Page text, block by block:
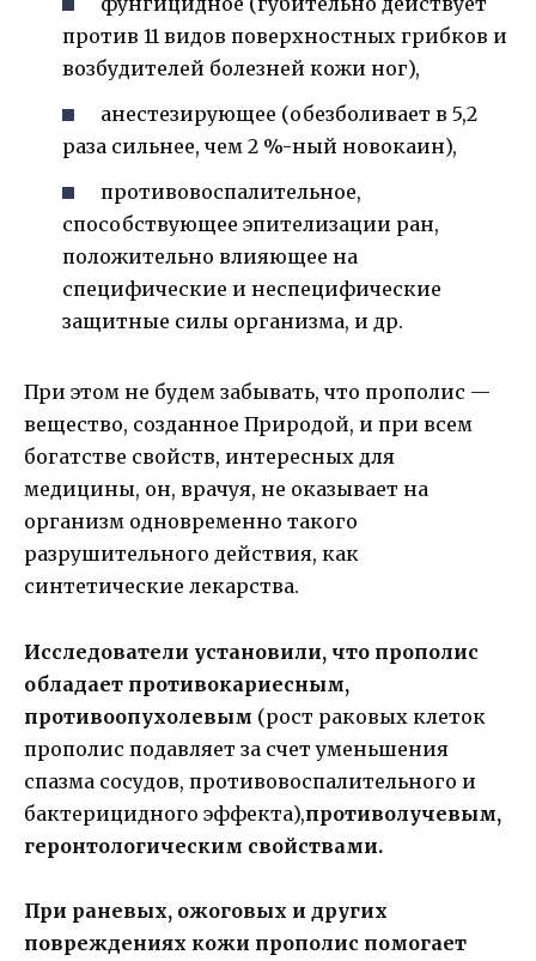
против 11 видов поверхностных грибков и
возбудителей болезней кожи ног),
анестезирующее (обезболивает в 5,2
раза сильнее, чем 2 %-ный новокаин),
противовоспалительное,
способствующее эпителизации ран,
положительно влияющее на
специфические и неспецифические
защитные силы организма, и др.
При этом не будем забывать, что прополис —
вещество, созданное Природой, и при всем
богатстве свойств, интересных для
медицины, он, врачуя, не оказывает на
организм одновременно такого
разрушительного действия, как
синтетические лекарства.
Исследователи установили, что прополис
обладает противокариесным,
противоопухолевым (рост раковых клеток
прополис подавляет за счет уменьшения
спазма сосудов, противовоспалительного и
бактерицидного эффекта),противолучевым,
геронтологическим свойствами.
При раневых, ожоговых и других
повреждениях кожи прополис помогает